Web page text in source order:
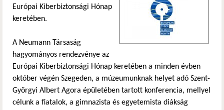
Európai Kiberbiztonsági Hónap
keretében.
A Neumann Társaság
hagyományos rendezvénye az
Európai Kiberbiztonsági Hónap keretében a minden évben
október végén Szegeden, a múzeumunknak helyet adó Szent-
Györgyi Albert Agora épületében tartott konferencia, mellyel
célunk a fiatalok, a gimnazista és egyetemista diákság